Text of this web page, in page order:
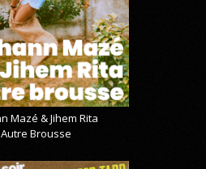
Mazé & Jihem Rita
Autre Brousse